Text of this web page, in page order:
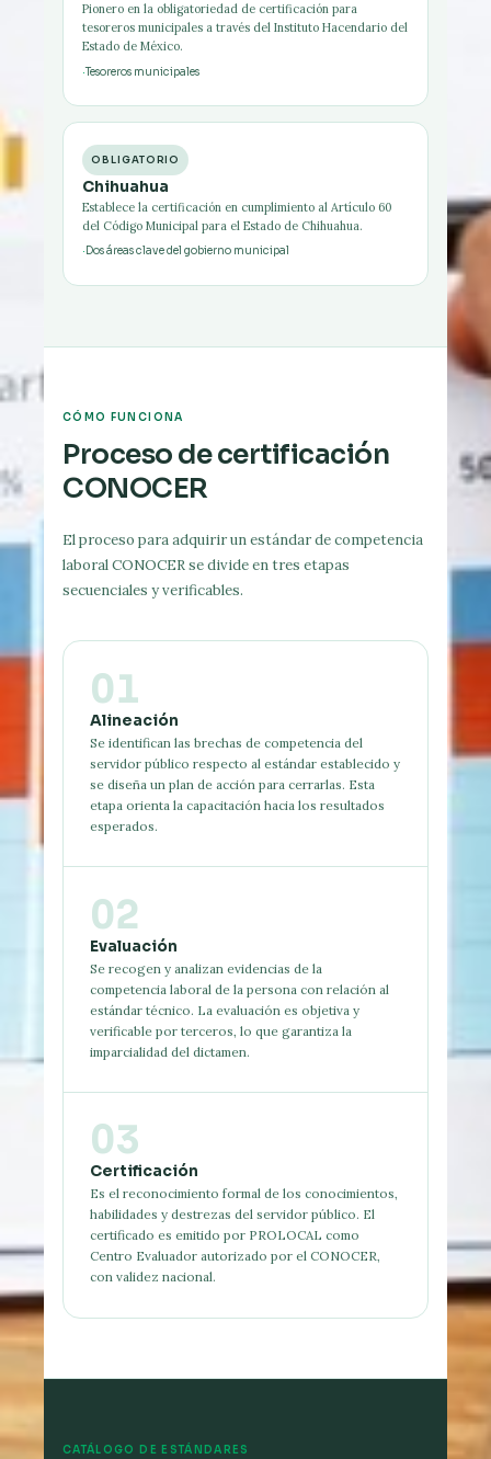
Pionero en la obligatoriedad de certificación para
tesoreros municipales a través del Instituto Hacendario del
Estado de México.
Tesoreros municipales
OBLIGATORIO
Chihuahua
Establece la certificación en cumplimiento al Artículo 60
del Código Municipal para el Estado de Chihuahua.
Dos áreas clave del gobierno municipal
CÓMO FUNCIONA
Proceso de certificación
CONOCER
El proceso para adquirir un estándar de competencia
laboral CONOCER se divide en tres etapas
secuenciales y verificables.
01
Alineación
Se identifican las brechas de competencia del
servidor público respecto al estándar establecido y
se diseña un plan de acción para cerrarlas. Esta
etapa orienta la capacitación hacia los resultados
esperados.
02
Evaluación
Se recogen y analizan evidencias de la
competencia laboral de la persona con relación al
estándar técnico. La evaluación es objetiva y
verificable por terceros, lo que garantiza la
imparcialidad del dictamen.
03
Certificación
Es el reconocimiento formal de los conocimientos,
habilidades y destrezas del servidor público. El
certificado es emitido por PROLOCAL como
Centro Evaluador autorizado por el CONOCER,
con validez nacional.
CATÁLOGO DE ESTÁNDARES